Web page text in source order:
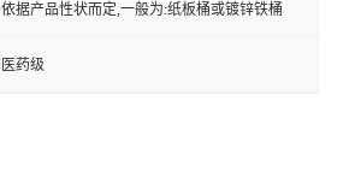
依据产品性状而定,一般为:纸板桶或镀锌铁桶
医药级